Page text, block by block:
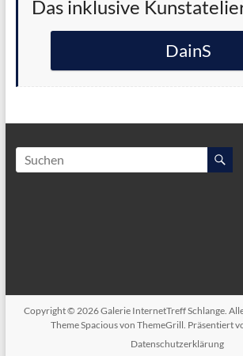
Das inklusive
DainS
Copyright © 2026Galerie InternetTreff Schlange .
ThemeSpaciousvon ThemeGrill. Präsentiert
Datenschutzerklärung